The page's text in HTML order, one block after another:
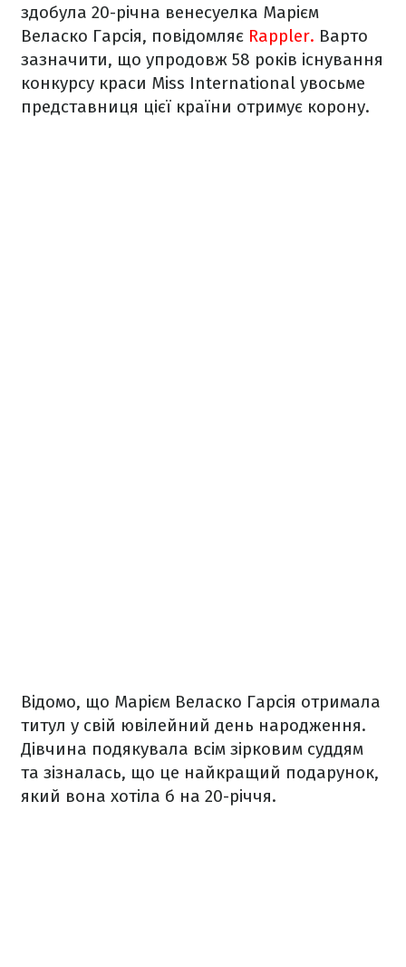
здобула 20-річна венесуелка Марієм
Веласко Гарсія, повідомляє Rappler. Варто
зазначити, що упродовж 58 років існування
конкурсу краси Miss International увосьме
представниця цієї країни отримує корону.
Відомо, що Марієм Веласко Гарсія отримала
титул у свій ювілейний день народження.
Дівчина подякувала всім зірковим суддям
та зізналась, що це найкращий подарунок,
який вона хотіла б на 20-річчя.